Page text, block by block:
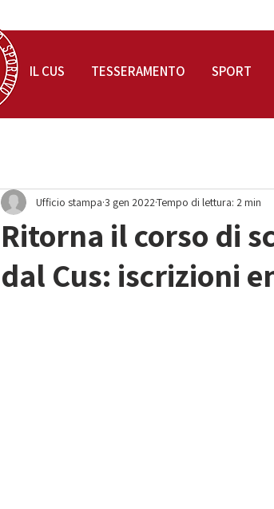
Ritorna il corso di
dal Cus: iscrizioni
Ufficio stampa 3 gen 2022Tempo di lettura: 2 min
IL CUS TESSERAMENTO SPORT